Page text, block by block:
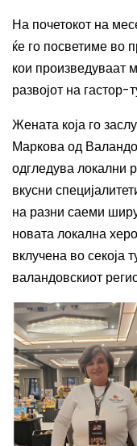
На почетокот на
ќе го посветиме во
кои произведуваат
развојот на
Жената која го
Маркова од
одгледува локални
вкусни
на разни саеми
новата локална
вклучена во секоја
валандовскиот